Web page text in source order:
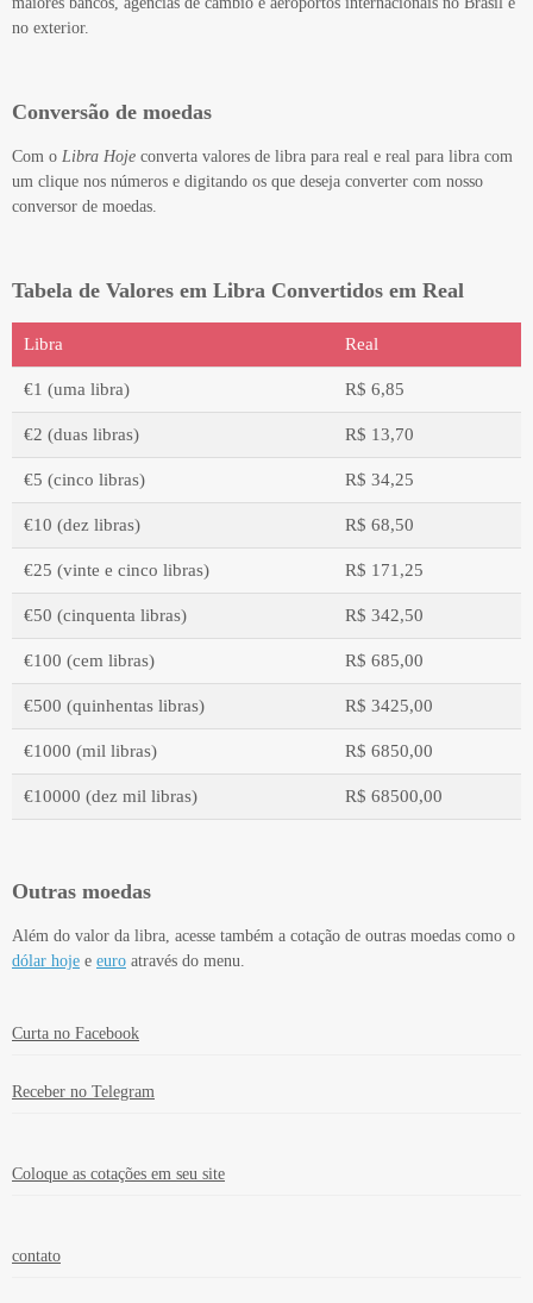
no exterior.
Conversão de moedas
Com o Libra Hoje converta valores de libra para real e real para libra com
um clique nos números e digitando os que deseja converter com nosso
conversor de moedas.
Tabela de Valores em Libra Convertidos em Real
Libra Real
€1 (uma libra) R$ 6,85
€2 (duas libras) R$ 13,70
€5 (cinco libras) R$ 34,25
€10 (dez libras) R$ 68,50
€25 (vinte e cinco libras) R$ 171,25
€50 (cinquenta libras) R$ 342,50
€100 (cem libras) R$ 685,00
€500 (quinhentas libras) R$ 3425,00
€1000 (mil libras) R$ 6850,00
€10000 (dez mil libras) R$ 68500,00
Outras moedas
Além do valor da libra, acesse também a cotação de outras moedas como o
dólar hoje e euro através do menu.
Curta no Facebook
Receber no Telegram
Coloque as cotações em seu site
contato